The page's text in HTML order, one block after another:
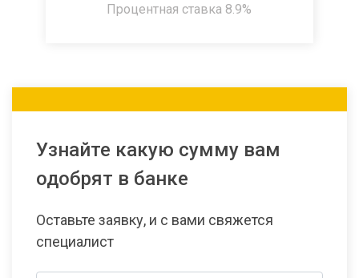
Процентная ставка 8.9%
Узнайте какую сумму вам
одобрят в банке
Оставьте заявку, и с вами свяжется
специалист